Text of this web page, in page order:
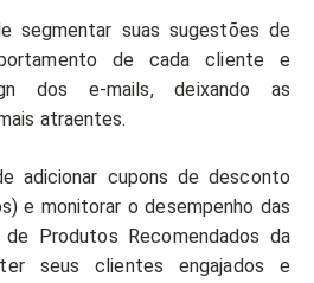
segmentar suas sugestões de
de cada cliente e
dos e-mails, deixando as
atraentes.
adicionar cupons de desconto
e monitorar o desempenho das
de Produtos Recomendados da
seus clientes engajados e